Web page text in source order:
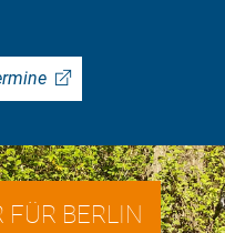
FÜR BERLIN